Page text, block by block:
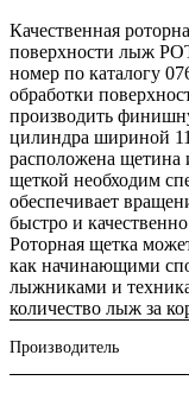
Качественная
поверхности лыж
номер по каталогу
обработки
производить
цилиндра шириной
расположена щетина
щеткой необходим
обеспечивает
быстро и
Роторная щетка
как начинающими
лыжниками и
количество лыж за
Производитель